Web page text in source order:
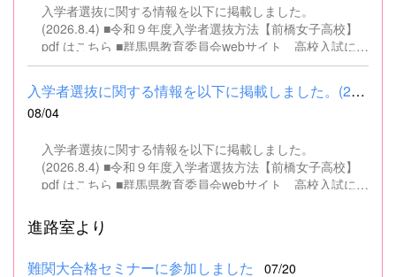
する方は、応募できませんので御了承ください。 （1）地
方公務員法第16条に該当する者（以下のいずれかに該当す
る人） ・禁錮以上の刑に処せられ、その執行を終わるまで
又は執行を受けることがなくなるまでの者 ・群馬県職員と
して懲戒免職の処分を受け、当該処分の日から2年を経過
しない者 ・人事委員会又は公平委員会の委員の職にあっ
て、地方公務員法第60条から第63条までに規定する罪を犯
政府を暴力で破壊することを主張する政党その他の団体を
結成し、又はこれに加入した者 （2）平成11年改正前の民
法の規定による準禁治産の宣告を受けている者（心...
入学者選抜に関する情報を以下に掲載しました。
(2026.8.4) ■令和９年度入学者選抜方法【前橋女子高校】
pdf はこちら ■群馬県教育委員会webサイト 高校入試に関
するページはこちら
入学者選抜に関する情報を以下に掲載しました。(2026.8.4) ■令和...
08/04
入学者選抜に関する情報を以下に掲載しました。
(2026.8.4) ■令和９年度入学者選抜方法【前橋女子高校】
pdf はこちら ■群馬県教育委員会webサイト 高校入試に関
進路室より
難関大合格セミナーに参加しました 07/20